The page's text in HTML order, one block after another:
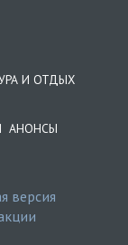
И ОТДЫХ
АНОНСЫ
версия